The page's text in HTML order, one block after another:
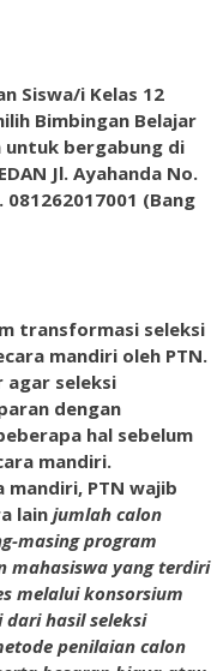
Siswa/i Kelas 12
Bimbingan Belajar
untuk bergabung di
Jl. Ayahanda No.
081262017001 (Bang
transformasi seleksi
mandiri oleh PTN.
agar seleksi
dengan
hal sebelum
mandiri.
mandiri, PTN wajib
lain jumlah calon
masing program
mahasiswa yang terdiri
melalui konsorsium
hasil seleksi
penilaian calon